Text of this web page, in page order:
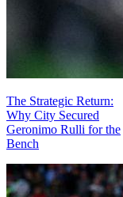
The Strategic Return:
Why City Secured
Geronimo Rulli for the
Bench